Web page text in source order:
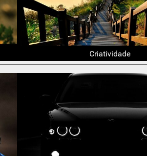
Criatividade